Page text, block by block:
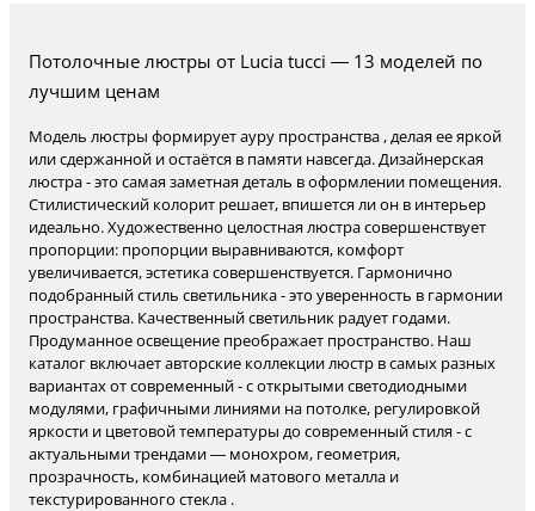
Потолочные люстры от Lucia tucci — 13 моделей по
лучшим ценам
Модель люстры формирует ауру пространства , делая ее яркой
или сдержанной и остаётся в памяти навсегда. Дизайнерская
люстра - это самая заметная деталь в оформлении помещения.
Стилистический колорит решает, впишется ли он в интерьер
идеально. Художественно целостная люстра совершенствует
пропорции: пропорции выравниваются, комфорт
увеличивается, эстетика совершенствуется. Гармонично
подобранный стиль светильника - это уверенность в гармонии
пространства. Качественный светильник радует годами.
Продуманное освещение преображает пространство. Наш
каталог включает авторские коллекции люстр в самых разных
вариантах от современный - с открытыми светодиодными
модулями, графичными линиями на потолке, регулировкой
яркости и цветовой температуры до современный стиля - с
актуальными трендами — монохром, геометрия,
прозрачность, комбинацией матового металла и
текстурированного стекла .